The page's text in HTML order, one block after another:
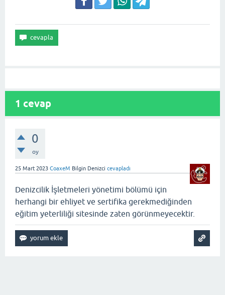
1 cevap
0
oy
25 Mart 2023 CoaxeM Bilgin Denizci cevapladı
Denizcilik İşletmeleri yönetimi bölümü için
herhangi bir ehliyet ve sertifika gerekmediğinden
eğitim yeterliliği sitesinde zaten görünmeyecektir.